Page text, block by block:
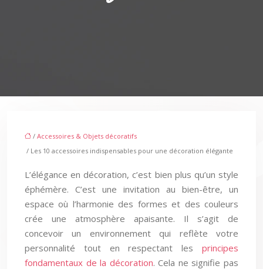
/ Les 10 accessoires indispensables pour une décoration élégante
éphémère. C’est une invitation au bien-être, un
espace où l’harmonie des formes et des couleurs
crée une atmosphère apaisante. Il s’agit de
concevoir un environnement qui reflète votre
personnalité tout en respectant lesprincipes
fondamentaux de la décoration. Cela ne signifie pas